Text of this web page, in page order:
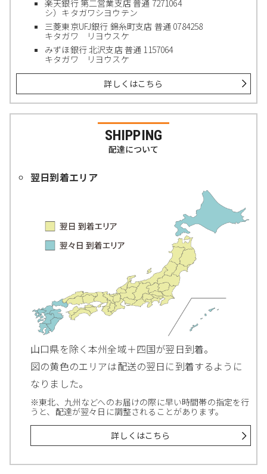
楽天銀行 第二営業支店 普通 7271064
シ）キタガワシヨウテン
三菱東京UFJ銀行 錦糸町支店 普通 0784258
キタガワ リヨウスケ
みずほ銀行 北沢支店 普通 1157064
キタガワ リヨウスケ
詳しくはこちら
SHIPPING
配達について
翌日到着エリア
山口県を除く本州全域＋四国が翌日到着。
図の黄色のエリアは配送の翌日に到着するように
なりました。
※東北、九州などへのお届けの際に早い時間帯の指定を行
うと、配達が翌々日に調整されることがあります。
詳しくはこちら